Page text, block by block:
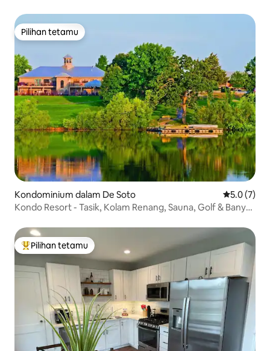
Pilihan tetamu
Pilihan tetamu
Kondominium dalam De Soto Penarafan
5.0 (7)
Kondo Resort - Tasik, Kolam Renang, Sauna, Golf & Banyak
Pilihan utama tetamu
Pilihan tetamu